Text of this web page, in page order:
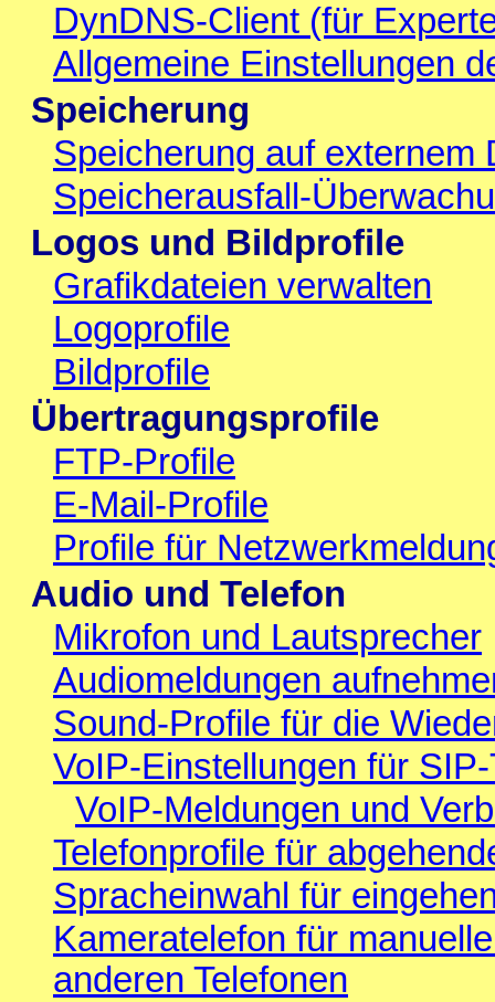
DynDNS-Client (für
Allgemeine Einstellungen
Speicherung
Speicherung auf externem
Speicherausfall-
Logos und Bildprofile
Grafikdateien verwalten
Logoprofile
Bildprofile
Übertragungsprofile
FTP-Profile
E-Mail-Profile
Profile für
Audio und Telefon
Mikrofon und Lautsprecher
Audiomeldungen
Sound-Profile für die
VoIP-Einstellungen für
VoIP-Meldungen und
Telefonprofile für
Spracheinwahl für
Kameratelefon für
anderen Telefonen